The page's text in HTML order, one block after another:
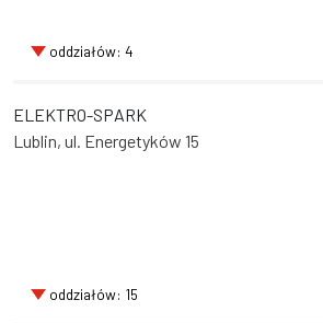
oddziałów: 4
ELEKTRO-SPARK
Lublin, ul. Energetyków 15
oddziałów: 15